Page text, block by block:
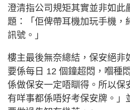
澄清指公司規矩其實並非如此
題：「佢俾帶耳機加玩手機，
訊號。」
樓主最後無奈總結，保安絕非
要係每日 12 個鐘超悶，嗰種
係做保安一定唔瞓得。所以保
有咩事都係唔好考保安牌。」